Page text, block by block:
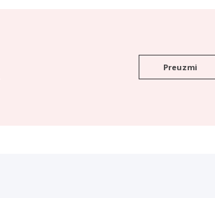
Preuzmi